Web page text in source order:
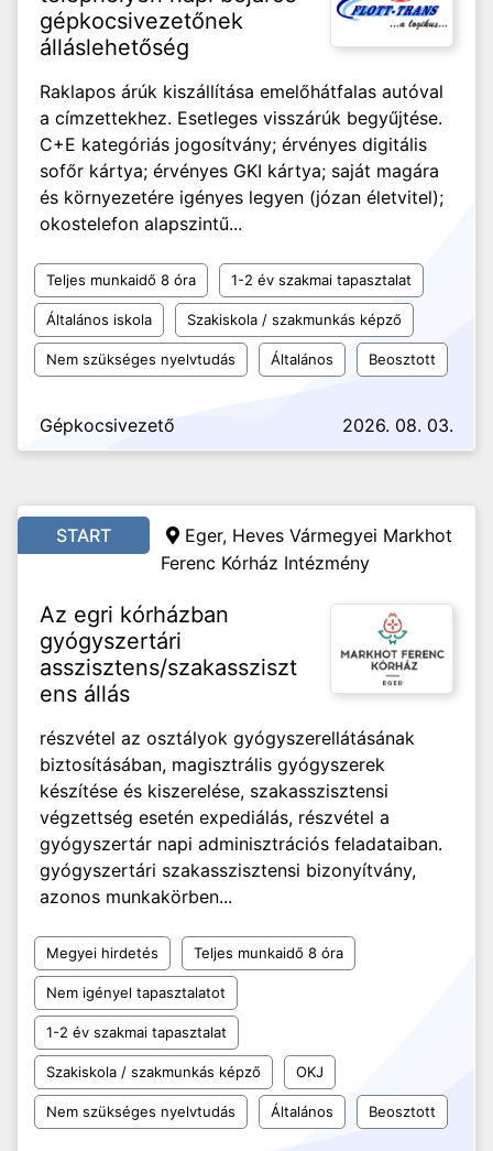
gépkocsivezetőnek
álláslehetőség
Raklapos árúk kiszállítása emelőhátfalas autóval
a címzettekhez. Esetleges visszárúk begyűjtése.
C+E kategóriás jogosítvány; érvényes digitális
sofőr kártya; érvényes GKI kártya; saját magára
és környezetére igényes legyen (józan életvitel);
okostelefon alapszintű...
Teljes munkaidő 8 óra 1-2 év szakmai tapasztalat
Általános iskola Szakiskola / szakmunkás képző
Nem szükséges nyelvtudás Általános Beosztott
Gépkocsivezető 2026. 08. 03.
START
Eger, Heves Vármegyei Markhot
Ferenc Kórház Intézmény
Az egri kórházban
gyógyszertári
asszisztens/szakassziszt
ens állás
részvétel az osztályok gyógyszerellátásának
biztosításában, magisztrális gyógyszerek
készítése és kiszerelése, szakasszisztensi
végzettség esetén expediálás, részvétel a
gyógyszertár napi adminisztrációs feladataiban.
gyógyszertári szakasszisztensi bizonyítvány,
azonos munkakörben...
Megyei hirdetés Teljes munkaidő 8 óra
Nem igényel tapasztalatot
1-2 év szakmai tapasztalat
Szakiskola / szakmunkás képző OKJ
Nem szükséges nyelvtudás Általános Beosztott